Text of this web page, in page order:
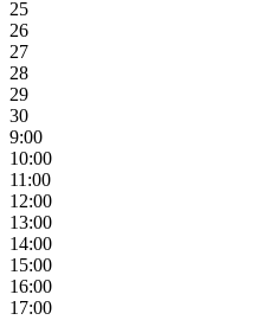
25
26
27
28
29
30
9:00
10:00
11:00
12:00
13:00
14:00
15:00
16:00
17:00